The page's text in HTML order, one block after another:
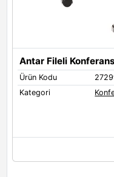
Antar Fileli
Ürün Kodu
Kategori